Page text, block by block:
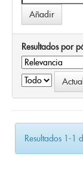
Resultados por
Resultados 1-1